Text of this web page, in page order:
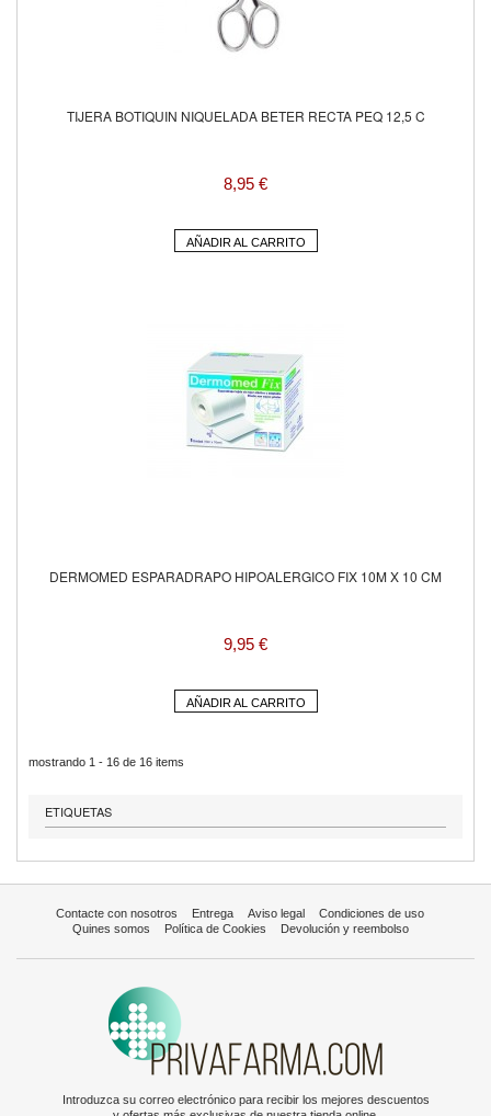
TIJERA BOTIQUIN NIQUELADA BETER RECTA PEQ 12,5 C
8,95 €
AÑADIR AL CARRITO
DERMOMED ESPARADRAPO HIPOALERGICO FIX 10M X 10 CM
9,95 €
AÑADIR AL CARRITO
mostrando 1 - 16 de 16 items
ETIQUETAS
Contacte con nosotros Entrega Aviso legal
Condiciones de uso
Quines somos
Política de Cookies Devolución y reembolso
Introduzca su correo electrónico para recibir los mejores descuentos